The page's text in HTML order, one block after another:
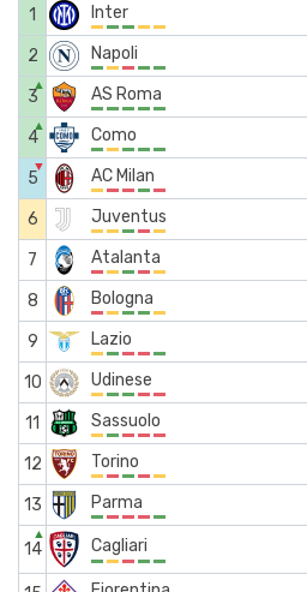
1 Inter
2
Napoli
3
▲ AS Roma
4
▲ Como
5
▼ AC Milan
6
Juventus
7
Atalanta
8
Bologna
9
Lazio
10
Udinese
11
Sassuolo
12
Torino
13
Parma
14
▲
Cagliari